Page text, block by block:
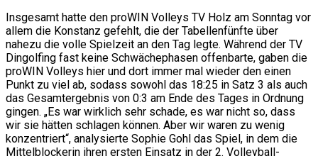
Insgesamt hatte den proWIN Volleys TV Holz am Sonntag vor
allem die Konstanz gefehlt, die der Tabellenfünfte über
nahezu die volle Spielzeit an den Tag legte. Während der TV
Dingolfing fast keine Schwächephasen offenbarte, gaben die
proWIN Volleys hier und dort immer mal wieder den einen
Punkt zu viel ab, sodass sowohl das 18:25 in Satz 3 als auch
das Gesamtergebnis von 0:3 am Ende des Tages in Ordnung
gingen. „Es war wirklich sehr schade, es war nicht so, dass
wir sie hätten schlagen können. Aber wir waren zu wenig
konzentriert“, analysierte Sophie Gohl das Spiel, in dem die
Mittelblockerin ihren ersten Einsatz in der 2. Volleyball-